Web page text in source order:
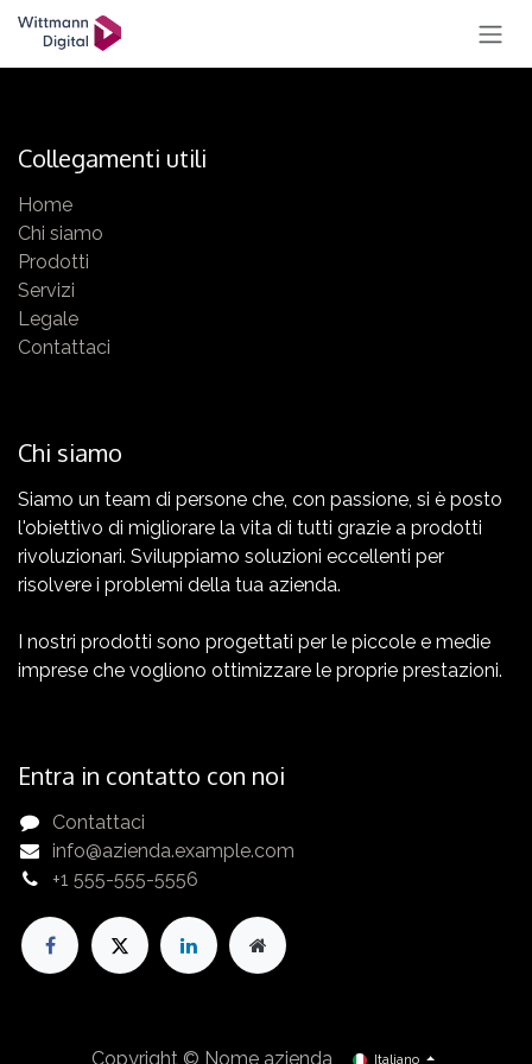
Collegamenti utili
Home
Chi siamo
Prodotti
Servizi
Legale
Contattaci
Chi siamo
Siamo un team di persone che, con passione, si è posto
l'obiettivo di migliorare la vita di tutti grazie a prodotti
rivoluzionari. Sviluppiamo soluzioni eccellenti per
risolvere i problemi della tua azienda.
I nostri prodotti sono progettati per le piccole e medie
imprese che vogliono ottimizzare le proprie prestazioni.
Entra in contatto con noi
Contattaci
info@azienda.example.com
+1 555-555-5556
Copyright © Nome azienda Italiano